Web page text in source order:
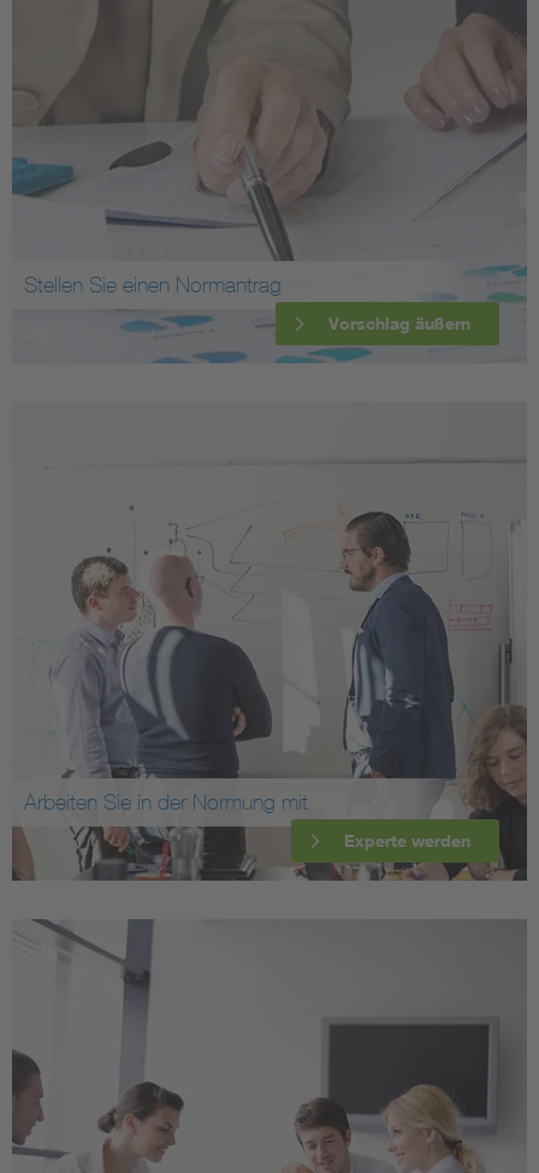
Stellen Sie einen Normantrag
Vorschlag äußern
Arbeiten Sie in der Normung mit
Experte werden